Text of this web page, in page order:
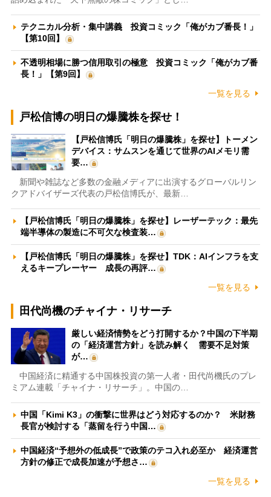
テクニカル分析・集中講義 投資コミック「俺がカブ番長！」
【第10回】
不透明相場に勝つ信用取引の極意 投資コミック「俺がカブ番
長！」【第9回】
一覧を見る
戸松信博の明日の爆騰株を探せ！
【戸松信博氏「明日の爆騰株」を探せ】トーメン
デバイス：サムスンを通じて世界のAIメモリ需
要…
新聞や雑誌など多数の金融メディアに出演するグローバルリン
クアドバイザーズ代表の戸松信博氏が、最新…
【戸松信博氏「明日の爆騰株」を探せ】レーザーテック：最先
端半導体の製造に不可欠な検査装…
【戸松信博氏「明日の爆騰株」を探せ】TDK：AIインフラを支
えるキープレーヤー 成長の再評…
一覧を見る
田代尚機のチャイナ・リサーチ
厳しい経済情勢をどう打開するか？中国の下半期
の「経済運営方針」を読み解く 需要不足対策
が…
中国経済に精通する中国株投資の第一人者・田代尚機氏のプレ
ミアム連載「チャイナ・リサーチ」。中国の…
中国「Kimi K3」の衝撃に世界はどう対応するのか？ 米財務
長官が検討する「蒸留を行う中国…
中国経済“予想外の低成長”で政策のテコ入れ必至か 経済運営
方針の修正で成長加速が予想さ…
一覧を見る